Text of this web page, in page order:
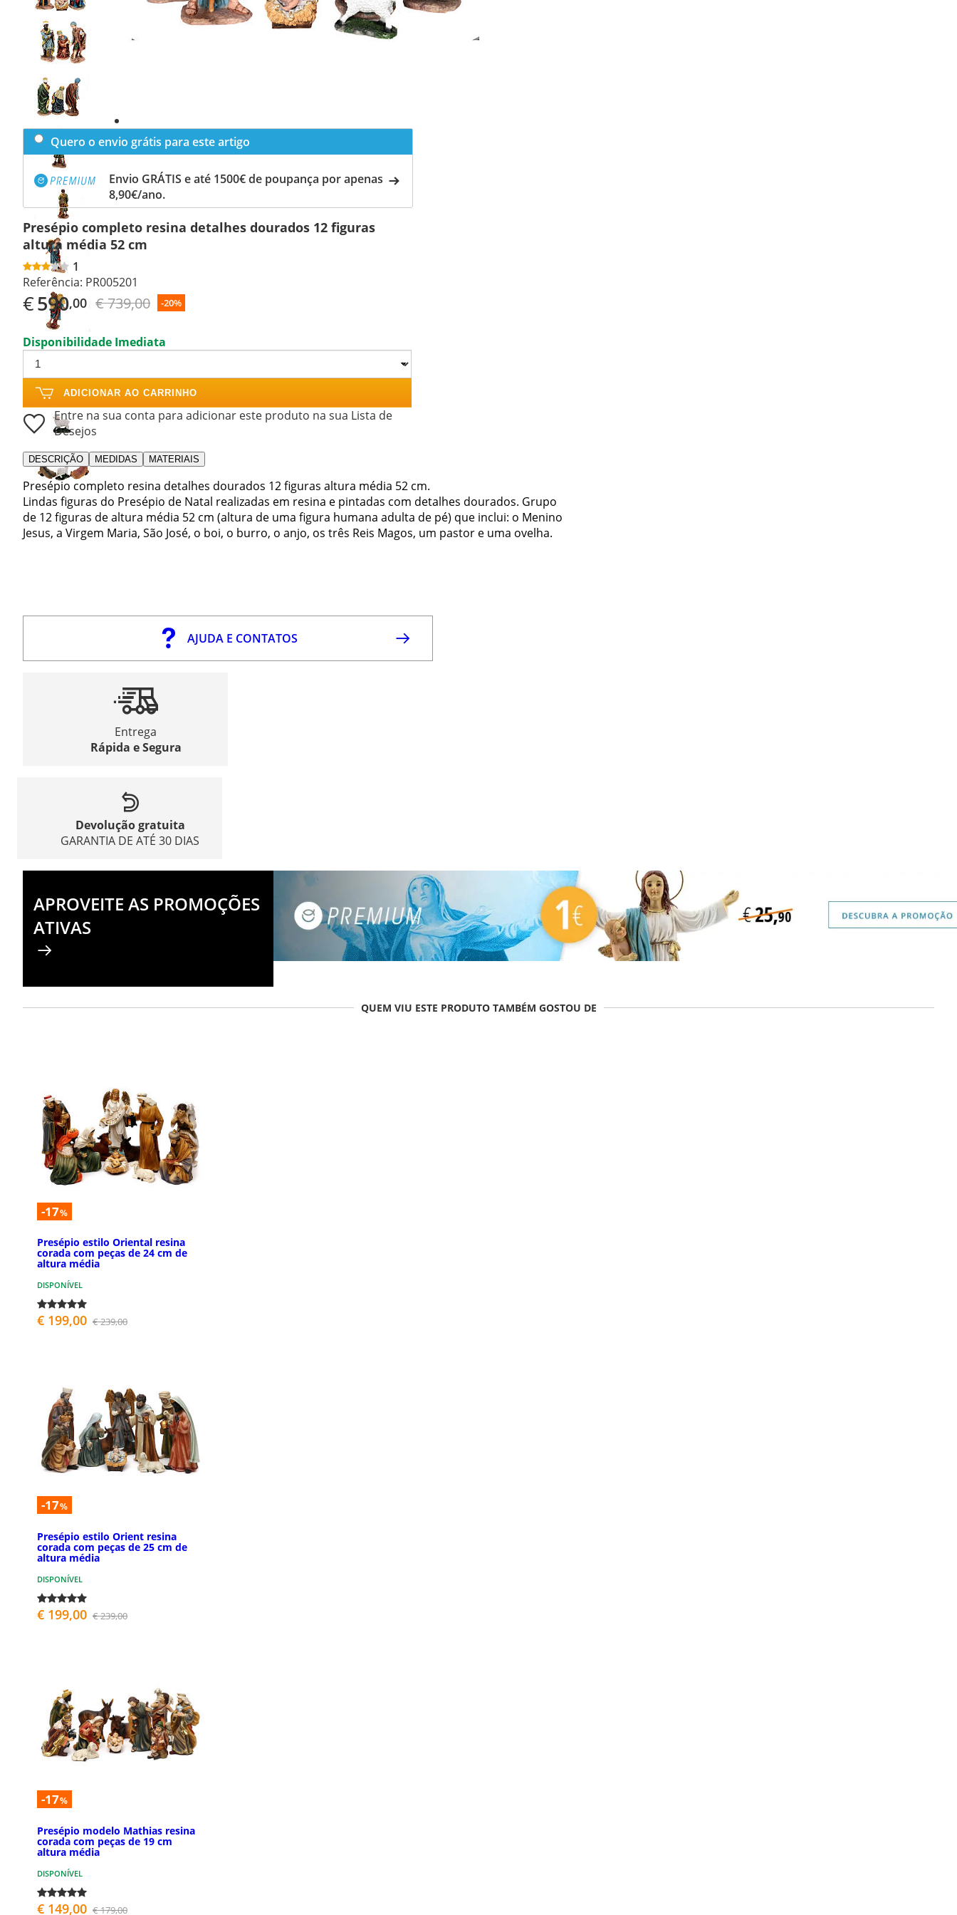
Previous
slide
slide
Quero o envio grátis para este artigo
Envio GRÁTIS e até 1500€ de poupança por apenas
8,90€/ano.
Presépio completo resina detalhes dourados 12 figuras
altura média 52 cm
1
Referência: PR005201
€590,00 € 739,00 -20%
Disponibilidade Imediata
ADICIONAR AO CARRINHO
Entre na sua conta para adicionar este produto na sua Lista de
Desejos
DESCRIÇÃO MEDIDAS MATERIAIS
Presépio completo resina detalhes dourados 12 figuras altura média 52 cm.
Lindas figuras do Presépio de Natal realizadas em resina e pintadas com detalhes dourados. Grupo
de 12 figuras de altura média 52 cm (altura de uma figura humana adulta de pé) que inclui: o Menino
Jesus, a Virgem Maria, São José, o boi, o burro, o anjo, os três Reis Magos, um pastor e uma ovelha.
AJUDA E CONTATOS
Entrega
Rápida e Segura
Devolução gratuita
GARANTIA DE ATÉ 30 DIAS
APROVEITE AS PROMOÇÕES
ATIVAS
QUEM VIU ESTE PRODUTO TAMBÉM GOSTOU DE
-17%
Presépio estilo Oriental resina
corada com peças de 24 cm de
altura média
DISPONÍVEL
€ 199,00 € 239,00
-17%
Presépio estilo Orient resina
corada com peças de 25 cm de
altura média
DISPONÍVEL
€ 199,00 € 239,00
-17%
Presépio modelo Mathias resina
corada com peças de 19 cm
altura média
DISPONÍVEL
€ 149,00 € 179,00